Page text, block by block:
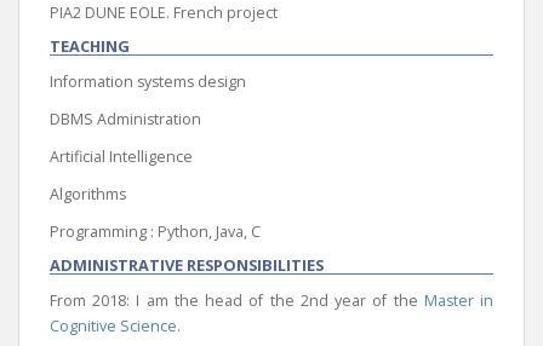
PIA2 DUNE EOLE. French project
TEACHING
Information systems design
DBMS Administration
Artificial Intelligence
Algorithms
Programming : Python, Java, C
ADMINISTRATIVE RESPONSIBILITIES
From 2018: I am the head of the 2nd year of the Master in
Cognitive Science.